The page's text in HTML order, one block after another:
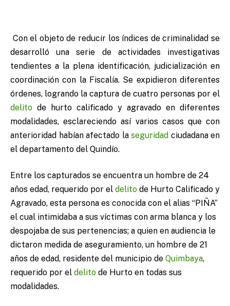
Con el objeto de reducir los índices de criminalidad se
desarrolló una serie de actividades investigativas
tendientes a la plena identificación, judicialización en
coordinación con la Fiscalía. Se expidieron diferentes
órdenes, logrando la captura de cuatro personas por el
delito de hurto calificado y agravado en diferentes
modalidades, esclareciendo así varios casos que con
anterioridad habían afectado la seguridad ciudadana en
el departamento del Quindío.
Entre los capturados se encuentra un hombre de 24
años edad, requerido por el delito de Hurto Calificado y
Agravado, esta persona es conocida con el alias “PIÑA”
el cual intimidaba a sus víctimas con arma blanca y los
despojaba de sus pertenencias; a quien en audiencia le
dictaron medida de aseguramiento, un hombre de 21
años de edad, residente del municipio de Quimbaya,
requerido por el delito de Hurto en todas sus
modalidades.